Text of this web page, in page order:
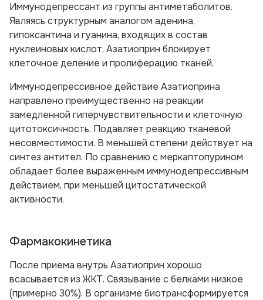
Иммунодепрессант из группы антиметаболитов.
Являясь структурным аналогом аденина,
гипоксантина и гуанина, входящих в состав
нуклеиновых кислот, Азатиоприн блокирует
клеточное деление и пролиферацию тканей.
Иммунодепрессивное действие Азатиоприна
направлено преимущественно на реакции
замедленной гиперчувствительности и клеточную
цитотоксичность. Подавляет реакцию тканевой
несовместимости. В меньшей степени действует на
синтез антител. По сравнению с меркаптопурином
обладает более выраженным иммунодепрессивным
действием, при меньшей цитостатической
активности.
Фармакокинетика
После приема внутрь Азатиоприн хорошо
всасывается из ЖКТ. Связывание с белками низкое
(примерно 30%). В организме биотрансформируется